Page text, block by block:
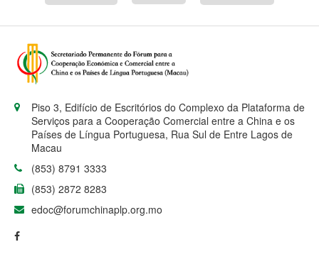
Piso 3, Edifício de Escritórios do Complexo da Plataforma de
Serviços para a Cooperação Comercial entre a China e os
Países de Língua Portuguesa, Rua Sul de Entre Lagos de
Macau
(853) 8791 3333
(853) 2872 8283
edoc@forumchinaplp.org.mo